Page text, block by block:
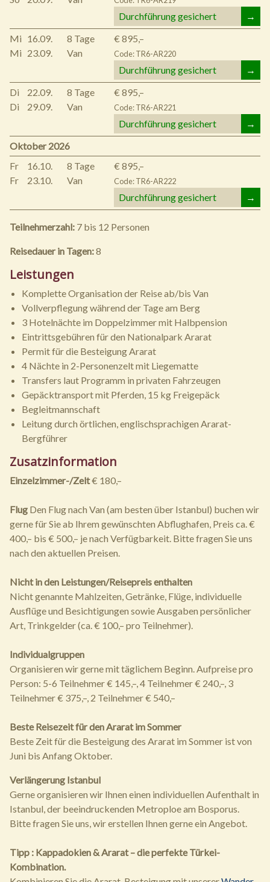
Durchführung gesichert
→
Mi
Mi
16.09.
23.09.
8 Tage
Van
€ 895,–
Code: TR6-AR220
Durchführung gesichert
→
Di
Di
22.09.
29.09.
8 Tage
Van
€ 895,–
Code: TR6-AR221
Durchführung gesichert
→
Oktober 2026
Fr
Fr
16.10.
23.10.
8 Tage
Van
€ 895,–
Code: TR6-AR222
Durchführung gesichert →
Teilnehmerzahl: 7 bis 12 Personen
Reisedauer in Tagen:8
Leistungen
Komplette Organisation der Reise ab/bis Van
Vollverpflegung während der Tage am Berg
3 Hotelnächte im Doppelzimmer mit Halbpension
Eintrittsgebühren für den Nationalpark Ararat
Permit für die Besteigung Ararat
4 Nächte in 2-Personenzelt mit Liegematte
Transfers laut Programm in privaten Fahrzeugen
Gepäcktransport mit Pferden, 15 kg Freigepäck
Begleitmannschaft
Leitung durch örtlichen, englischsprachigen Ararat-
Bergführer
Zusatzinformation
Einzelzimmer-/Zelt€ 180,–
Flug Den Flug nach Van (am besten über Istanbul) buchen wir
gerne für Sie ab Ihrem gewünschten Abflughafen, Preis ca. €
400,– bis € 500,– je nach Verfügbarkeit. Bitte fragen Sie uns
nach den aktuellen Preisen.
Nicht in den Leistungen/Reisepreis enthalten
Nicht genannte Mahlzeiten, Getränke, Flüge, individuelle
Ausflüge und Besichtigungen sowie Ausgaben persönlicher
Art, Trinkgelder (ca. € 100,– pro Teilnehmer).
Individualgruppen
Organisieren wir gerne mit täglichem Beginn. Aufpreise pro
Person: 5-6 Teilnehmer € 145,–, 4 Teilnehmer € 240,–, 3
Teilnehmer € 375,–, 2 Teilnehmer € 540,–
Beste Reisezeit für den Ararat im Sommer
Beste Zeit für die Besteigung des Ararat im Sommer ist von
Juni bis Anfang Oktober.
Verlängerung Istanbul
Gerne organisieren wir Ihnen einen individuellen Aufenthalt in
Istanbul, der beeindruckenden Metroploe am Bosporus.
Bitte fragen Sie uns, wir erstellen Ihnen gerne ein Angebot.
Tipp : Kappadokien & Ararat – die perfekte Türkei-
Kombination.